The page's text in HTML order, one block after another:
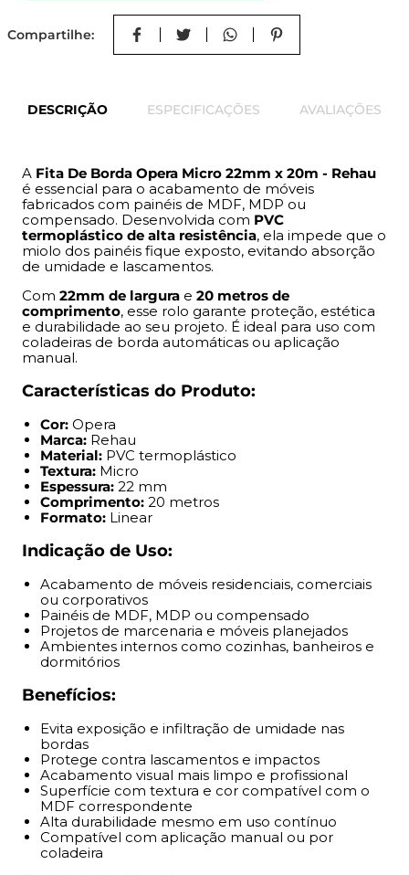
Características do Produto:
Textura:Micro
Formato: Linear
Indicação de Uso:
Acabamento de móveis residenciais, comerciais ou
corporativos
Painéis de MDF, MDP ou compensado
Projetos de marcenaria e móveis planejados
Ambientes internos como cozinhas, banheiros e
dormitórios
Benefícios:
Evita exposição e infiltração de umidade nas bordas
Protege contra lascamentos e impactos
Acabamento visual mais limpo e profissional
Superfície com textura e cor compatível com o MDF
correspondente
Compatível com aplicação manual ou por coladeira
Modo de Aplicação:
Aplicação com coladeira de borda: utilizar adesivo
Hotmelt
Aplicação manual: recomenda-se uso de cola de
contato
Cortar a fita conforme o painel e alinhar firmemente
Pressionar uniformemente para garantir fixação e
acabamento
Garantia e Entrega:
Produto com nota fiscal
Envio no próximo dia útil após aprovação do
Compartilhe:
DESCRIÇÃO ESPECIFICAÇÕES AVALIAÇÕES
A Fita De Borda Opera Micro 22mm x 20m - Rehau
é essencial para o acabamento de móveis
fabricados com painéis de MDF, MDP ou
compensado. Desenvolvida com PVC
termoplástico de alta resistência, ela impede que o
miolo dos painéis fique exposto, evitando absorção
de umidade e lascamentos.
Com 22mm de largura e 20 metros de
comprimento, esse rolo garante proteção, estética
e durabilidade ao seu projeto. É ideal para uso com
coladeiras de borda automáticas ou aplicação
manual.
Características do Produto:
Cor: Opera
Marca: Rehau
Material: PVC termoplástico
Textura: Micro
Espessura: 22 mm
Comprimento: 20 metros
Formato: Linear
Indicação de Uso:
Acabamento de móveis residenciais, comerciais
ou corporativos
Painéis de MDF, MDP ou compensado
Projetos de marcenaria e móveis planejados
Ambientes internos como cozinhas, banheiros e
dormitórios
Benefícios:
Evita exposição e infiltração de umidade nas
bordas
Protege contra lascamentos e impactos
Acabamento visual mais limpo e profissional
Superfície com textura e cor compatível com o
MDF correspondente
Alta durabilidade mesmo em uso contínuo
Compatível com aplicação manual ou por
coladeira